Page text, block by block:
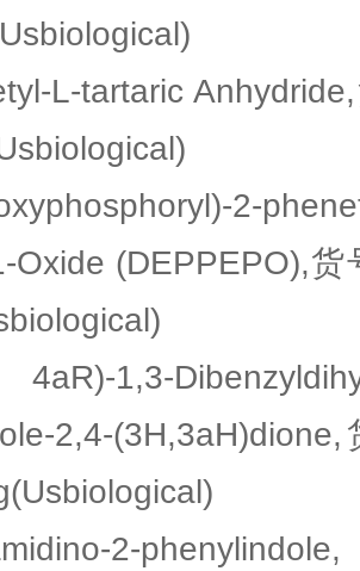
L-tartaric
2-
Oxide (DEPPEPO),
1,3-
2,4-
2-